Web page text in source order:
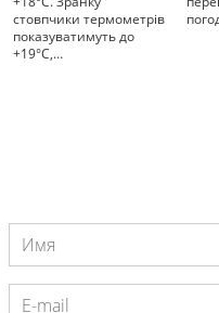
стовпчики термометрів
показуватимуть до
+19°С,…